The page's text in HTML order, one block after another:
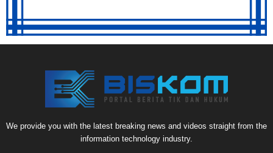
We provide you with the latest breaking news and videos straight from the
information technology industry.